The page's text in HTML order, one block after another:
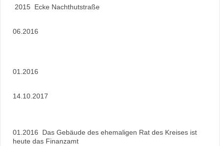
2015 Ecke Nachthutstraße
06.2016
01.2016
14.10.2017
01.2016 Das Gebäude des ehemaligen Rat des Kreises ist
heute das Finanzamt